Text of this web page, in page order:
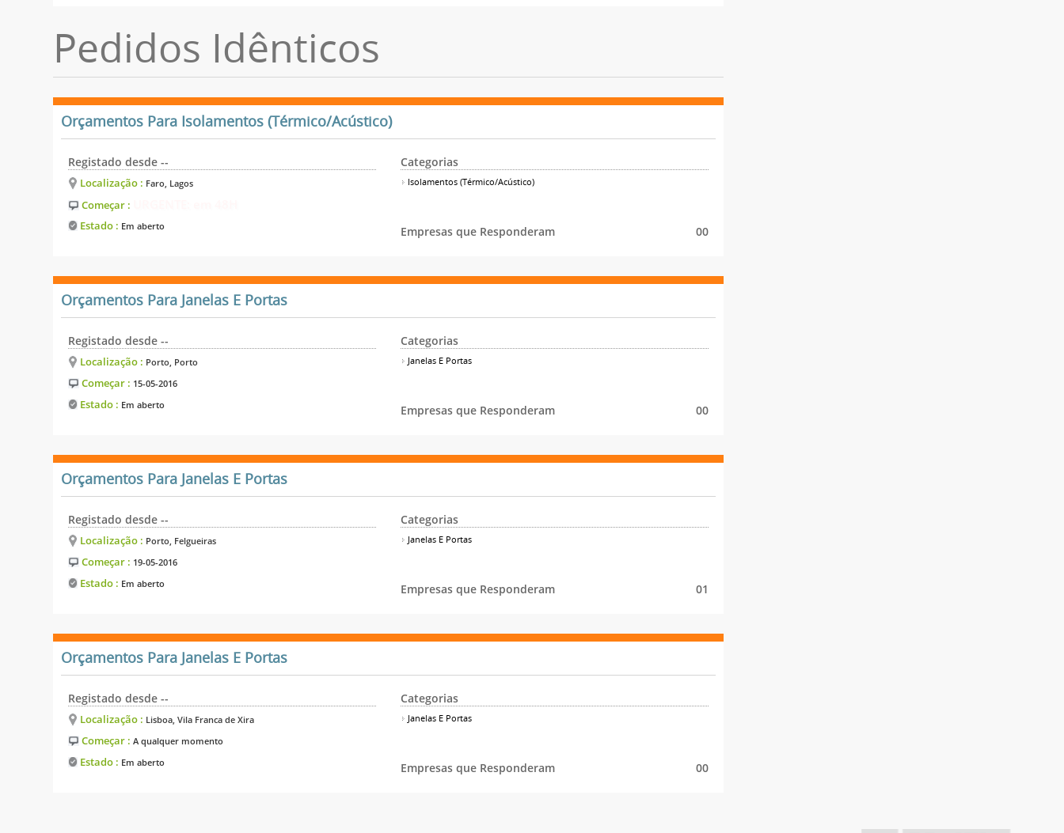
Pedidos Idênticos
Orçamentos Para Isolamentos (Térmico/Acústico)
Registado desde --
Localização : Faro, Lagos
Começar :
Estado : Em aberto
Categorias
Isolamentos (Térmico/Acústico)
Empresas que Responderam 00
Orçamentos Para Janelas E Portas
Registado desde --
Localização : Porto, Porto
Começar : 15-05-2016
Estado : Em aberto
Categorias
Janelas E Portas
Empresas que Responderam 00
Orçamentos Para Janelas E Portas
Registado desde --
Localização : Porto, Felgueiras
Começar : 19-05-2016
Estado : Em aberto
Categorias
Janelas E Portas
Empresas que Responderam 01
Orçamentos Para Janelas E Portas
Registado desde --
Localização : Lisboa, Vila Franca de Xira
Começar :A qualquer momento
Estado : Em aberto
Categorias
Janelas E Portas
Empresas que Responderam 00